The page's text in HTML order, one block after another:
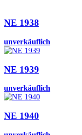
NE 1938
unverkäuflich
NE 1939
unverkäuflich
NE 1940